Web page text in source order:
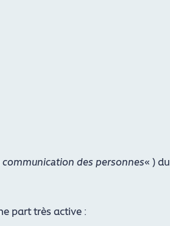
communication des personnes« ) du
part très active :